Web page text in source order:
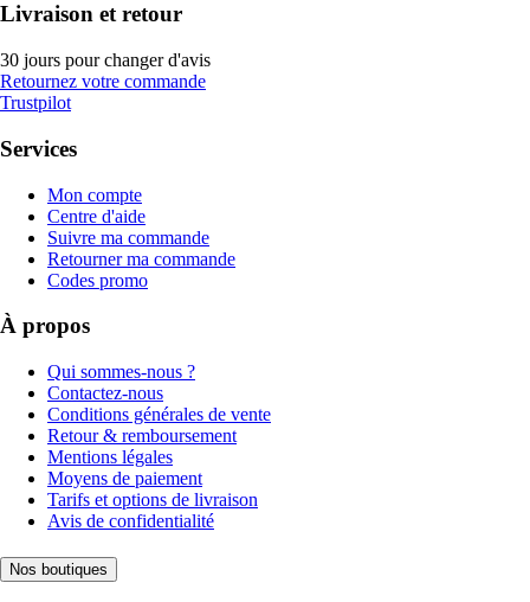
Livraison et retour
30 jours pour changer d'avis
Retournez votre commande
Trustpilot
Services
Mon compte
Centre d'aide
Suivre ma commande
Retourner ma commande
Codes promo
À propos
Qui sommes-nous ?
Contactez-nous
Conditions générales de vente
Retour & remboursement
Mentions légales
Moyens de paiement
Tarifs et options de livraison
Avis de confidentialité
Nos boutiques